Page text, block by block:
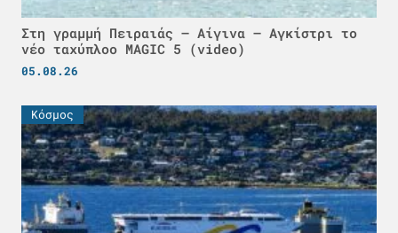
Στη γραμμή Πειραιάς – Αίγινα – Αγκίστρι το
νέο ταχύπλοο MAGIC 5 (video)
05.08.26
Κόσμος